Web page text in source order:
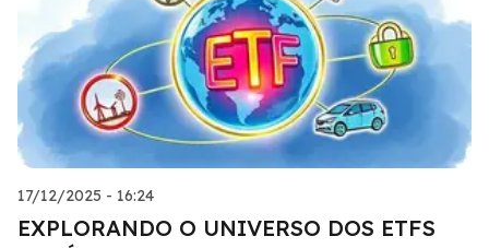
17/12/2025 - 16:24
EXPLORANDO O UNIVERSO DOS ETFS